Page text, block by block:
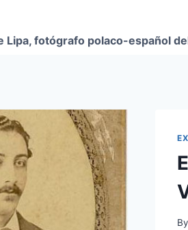
Lipa, fotógrafo polaco-español
By